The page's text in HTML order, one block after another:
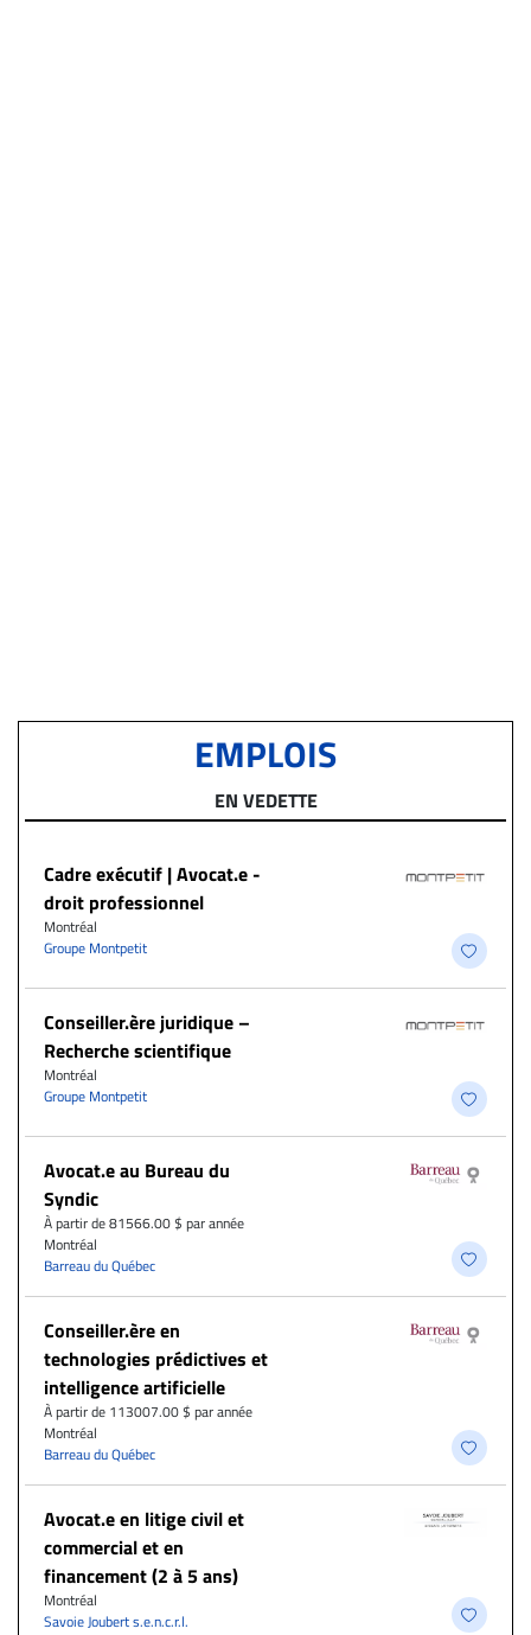
EMPLOIS
EN VEDETTE
Cadre exécutif | Avocat.e -
droit professionnel
Montréal
Groupe Montpetit
Conseiller.ère juridique –
Recherche scientifique
Montréal
Groupe Montpetit
Avocat.e au Bureau du
Syndic
À partir de 81566.00 $ par année
Montréal
Barreau du Québec
Conseiller.ère en
technologies prédictives et
intelligence artificielle
À partir de 113007.00 $ par année
Montréal
Barreau du Québec
Avocat.e en litige civil et
commercial et en
financement (2 à 5 ans)
Montréal
Savoie Joubert s.e.n.c.r.l.